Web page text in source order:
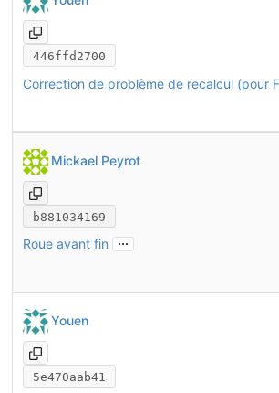
446ffd2700
Mickael Peyrot
b881034169
Roue avant fin
...
Youen
5e470aab41